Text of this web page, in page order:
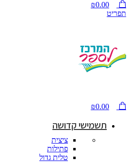
₪0.00
תפריט
₪0.00
תשמישי קדושה
ציצית
פתילות
טלית גדול